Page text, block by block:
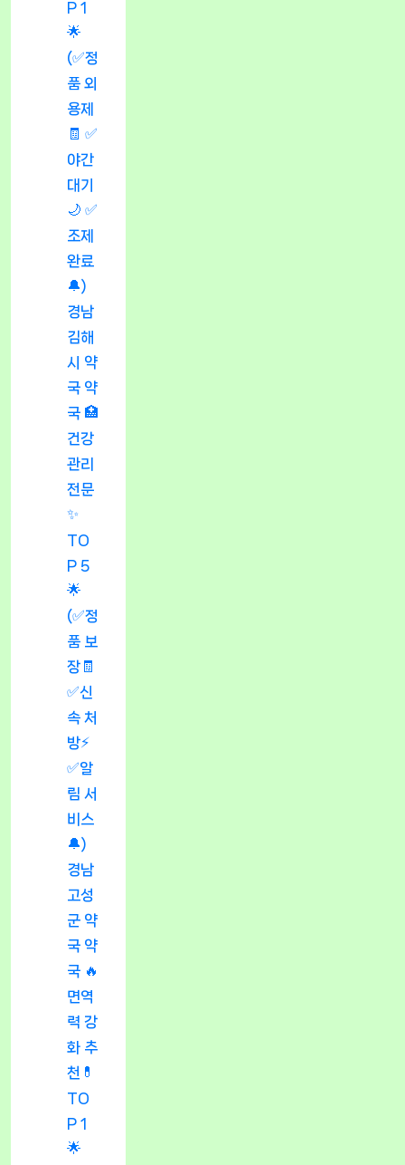
P 1
🌟
(✅정
품 외
용제
🧾 ✅
야간
대기
🌙 ✅
조제
완료
🔔)
경남
김해
시 약
국 약
국 🏥
건강
관리
전문
✨
TO
P 5
🌟
(✅정
품 보
장🧾
✅신
속 처
방⚡
✅알
림 서
비스
🔔)
경남
고성
군 약
국 약
국 🔥
면역
력 강
화 추
천💊
TO
P 1
🌟